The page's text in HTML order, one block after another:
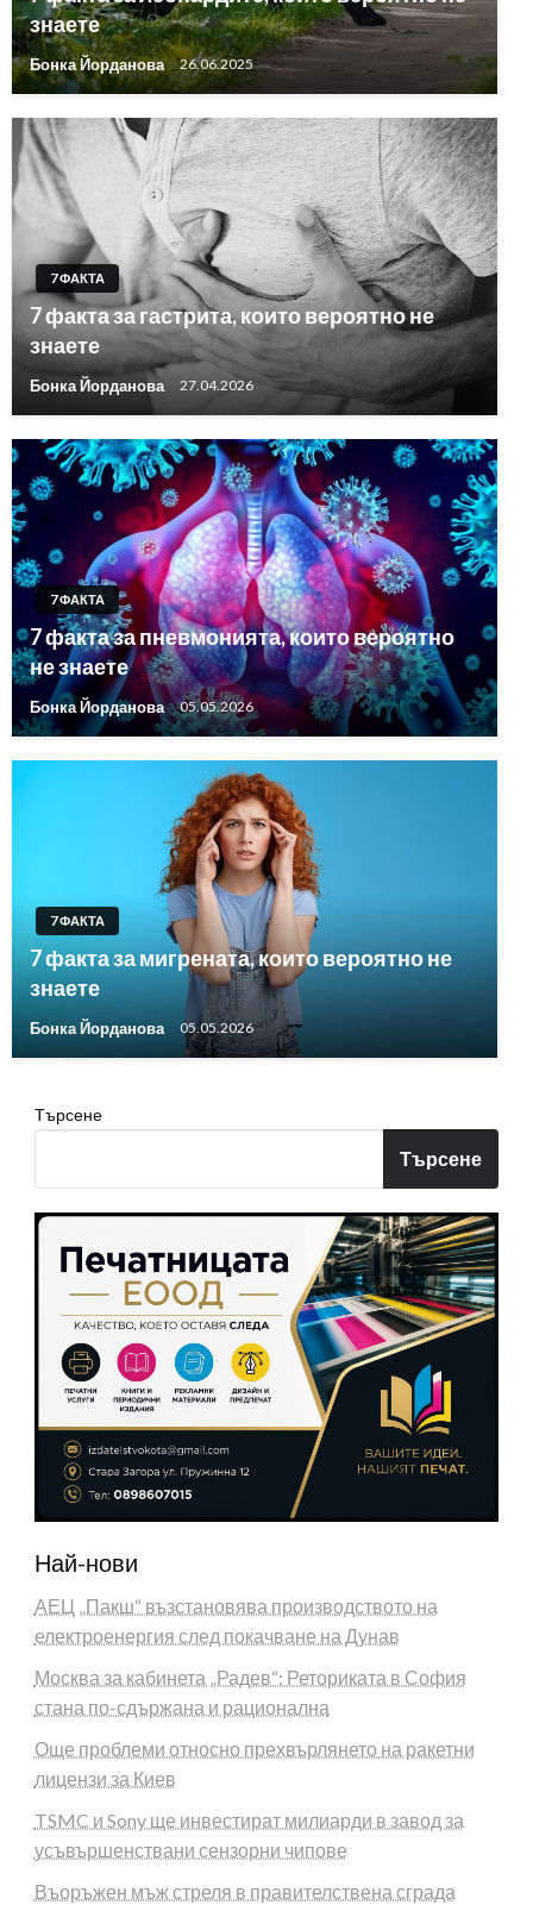
знаете
Бонка Йорданова 26.06.2025
7 ФАКТА
7 факта за гастрита, които вероятно не
знаете
Бонка Йорданова 27.04.2026
7 ФАКТА
7 факта за пневмонията, които вероятно
не знаете
Бонка Йорданова 05.05.2026
7 ФАКТА
7 факта за мигрената, които вероятно не
знаете
Бонка Йорданова 05.05.2026
Търсене
Търсене
Най-нови
АЕЦ „Пакш“ възстановява производството на
електроенергия след покачване на Дунав
Москва за кабинета „Радев“: Реториката в София
стана по-сдържана и рационална
Още проблеми относно прехвърлянето на ракетни
лицензи за Киев
TSMC и Sony ще инвестират милиарди в завод за
усъвършенствани сензорни чипове
Въоръжен мъж стреля в правителствена сграда